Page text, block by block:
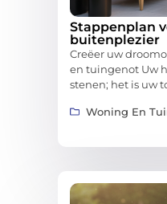
Stappenplan
buitenplezier
Creëer uw
en tuingenot Uw
stenen; het is uw
Woning En